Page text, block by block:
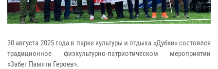
30 августа 2025 года в парке культуры и отдыха «Дубки» состоялся
традиционное физкультурно-патриотическом мероприятии
«Забег Памяти Героев».